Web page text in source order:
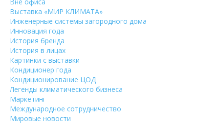
Выставка «МИР КЛИМАТА»
Инженерные системы загородного дома
Инновация года
История бренда
История в лицах
Картинки с выставки
Кондиционер года
Кондиционирование ЦОД
Легенды климатического бизнеса
Маркетинг
Международное сотрудничество
Мировые новости